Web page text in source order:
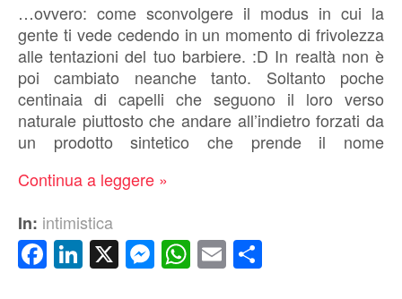
…ovvero: come sconvolgere il modus in cui la
gente ti vede cedendo in un momento di frivolezza
alle tentazioni del tuo barbiere. :D In realtà non è
poi cambiato neanche tanto. Soltanto poche
centinaia di capelli che seguono il loro verso
naturale piuttosto che andare all’indietro forzati da
un prodotto sintetico che prende il nome
Continua a leggere »
In: intimistica
Facebook
LinkedIn
X Messenger
WhatsApp
Email